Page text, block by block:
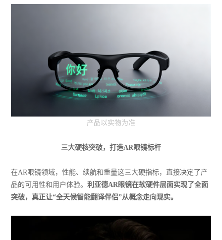
产品以实物为准
三大硬核突破，打造AR眼镜标杆
在AR眼镜领域，性能、续航和重量这三大硬指标，直接决定了产
品的可用性和用户体验。利亚德AR眼镜在软硬件层面实现了全面
突破，真正让“全天候智能翻译伴侣”从概念走向现实。